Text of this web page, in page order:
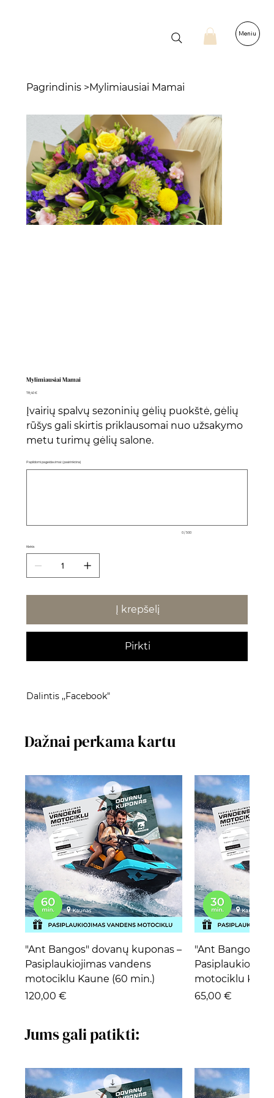
Meniu
Pagrindinis > Mylimiausiai Mamai
Mylimiausiai Mamai
Kaina
78,40 €
Įvairių spalvų sezoninių gėlių puokštė, gėlių
rūšys gali skirtis priklausomai nuo užsakymo
metu turimų gėlių salone.
Papildomi pageidavimai: (pasirinktina)
0 / 500
Kiekis
Į krepšelį
Pirkti
Dalintis ,,Facebook"
Dažnai perkama kartu
"Ant Bangos" dovanų kuponas –
Pasiplaukiojimas vandens
motociklu Kaune (60 min.)
Kaina
120,00 €
"Ant Bangos"
motociklu
Kaina
65,00 €
Jums gali patikti: